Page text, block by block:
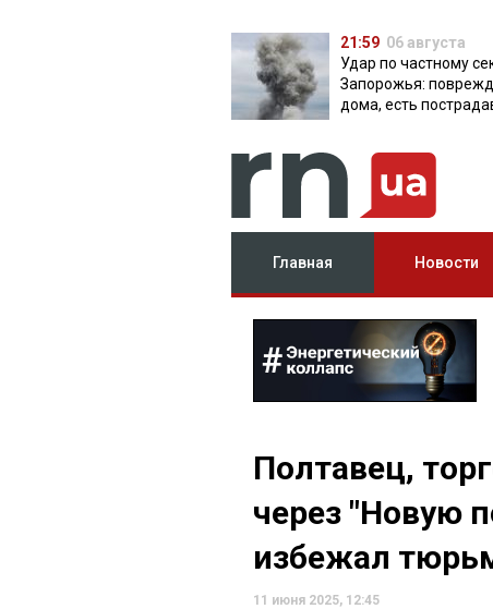
21:59 06 августа
Удар по частному
Запорожья:
дома, есть
Главная Новости
Полтавец,
через "Новую
избежал
11 июня 2025, 12:45